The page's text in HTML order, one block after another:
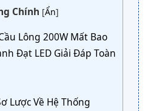
Chính [Ẩn]
Lông 200W Mất Bao
Đạt LED Giải Đáp Toàn
Lược Về Hệ Thống